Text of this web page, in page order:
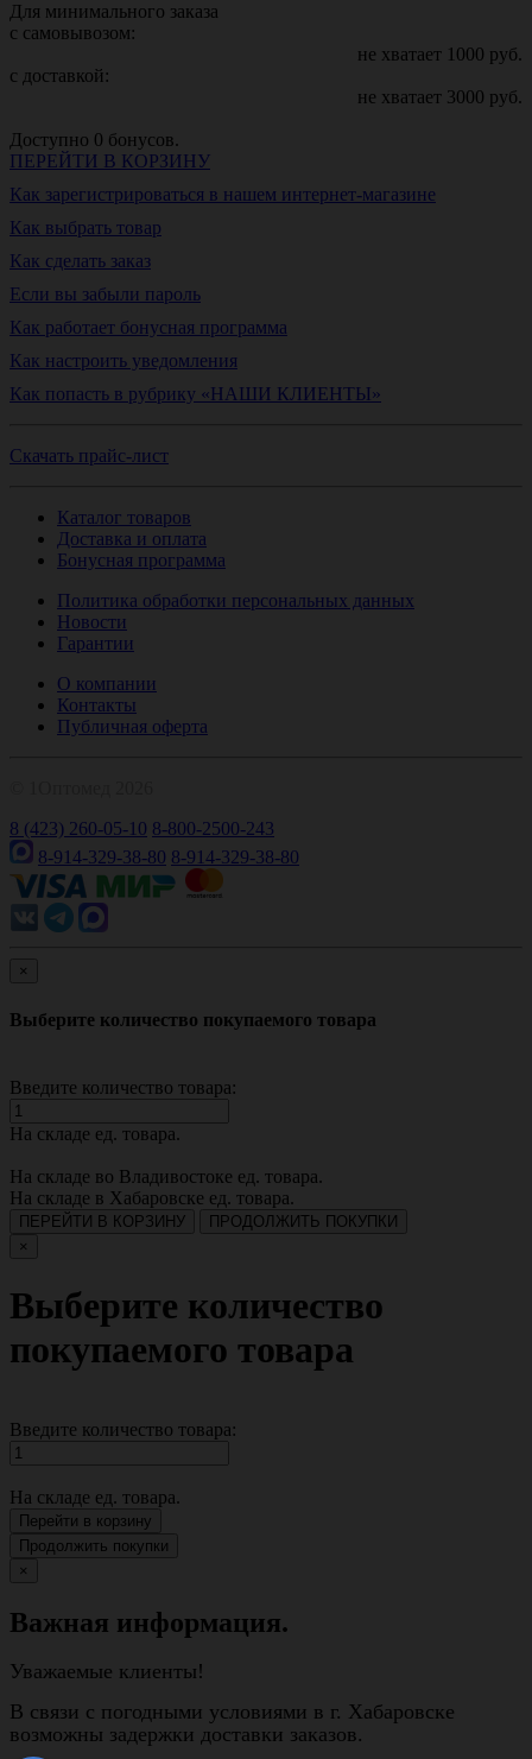
Для минимального заказа
с самовывозом:
не хватает 1000 руб.
с доставкой:
не хватает 3000 руб.
Доступно 0 бонусов.
ПЕРЕЙТИ В КОРЗИНУ
Как зарегистрироваться в нашем интернет-магазине
Как выбрать товар
Как сделать заказ
Если вы забыли пароль
Как работает бонусная программа
Как настроить уведомления
Как попасть в рубрику «НАШИ КЛИЕНТЫ»
Скачать прайс-лист
Каталог товаров
Доставка и оплата
Бонусная программа
Политика обработки персональных данных
Новости
Гарантии
О компании
Контакты
Публичная оферта
8 (423) 260-05-10 8-800-2500-243
8-914-329-38-80 8-914-329-38-80
×
Выберите количество покупаемого товара
Введите количество товара:
На складе ед. товара.
На складе во Владивостоке ед. товара.
На складе в Хабаровске ед. товара.
ПЕРЕЙТИ В КОРЗИНУ
ПРОДОЛЖИТЬ ПОКУПКИ
×
Выберите количество
покупаемого товара
Введите количество товара:
На складе ед. товара.
Перейти в корзину
Продолжить покупки
×
Важная информация.
Уважаемые клиенты!
В связи с погодными условиями в г. Хабаровске
возможны задержки доставки заказов.